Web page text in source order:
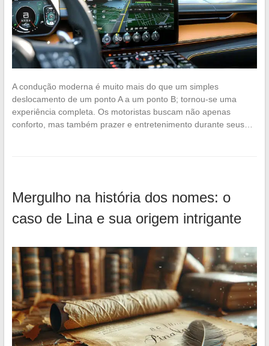
A condução moderna é muito mais do que um simples
deslocamento de um ponto A a um ponto B; tornou-se uma
experiência completa. Os motoristas buscam não apenas
conforto, mas também prazer e entretenimento durante seus…
Mergulho na história dos nomes: o
caso de Lina e sua origem intrigante